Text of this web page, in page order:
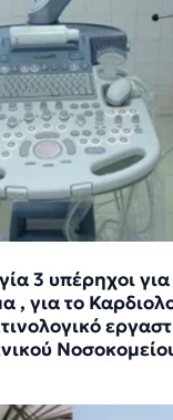
3 υπέρηχοι
, για το